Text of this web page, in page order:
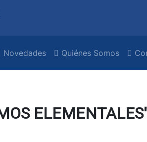
Novedades Quiénes Somos